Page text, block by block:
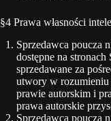
§4 Prawa własności
Sprzedawca poucza
dostępne na
sprzedawane za
utwory w rozumieniu
prawie autorskim i
prawa autorskie
Sprzedawca poucza